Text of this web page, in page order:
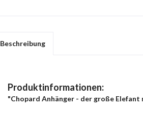
Beschreibung
Produktinformationen:
"Chopard Anhänger - der große